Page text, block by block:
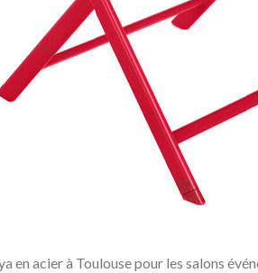
en acier à Toulouse pour les salons